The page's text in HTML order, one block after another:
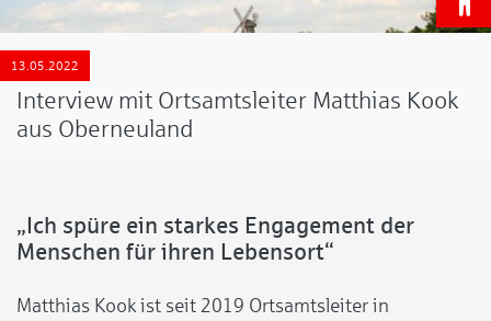
13.05.2022
Interview mit Ortsamtsleiter Matthias Kook
aus Oberneuland
„Ich spüre ein starkes Engagement der
Menschen für ihren Lebensort“
Matthias Kook ist seit 2019 Ortsamtsleiter in